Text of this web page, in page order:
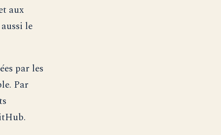
aux
le
par les
Par